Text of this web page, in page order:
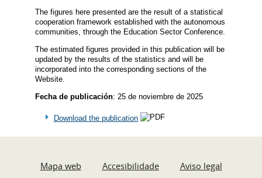
The figures here presented are the result of a statistical
cooperation framework established with the autonomous
communities, through the Education Sector Conference.
The estimated figures provided in this publication will be
updated by the results of the statistics and will be
incorporated into the corresponding sections of the
Website.
Fecha de publicación: 25 de noviembre de 2025
Download the publication
Mapa web Accesibilidade Aviso legal